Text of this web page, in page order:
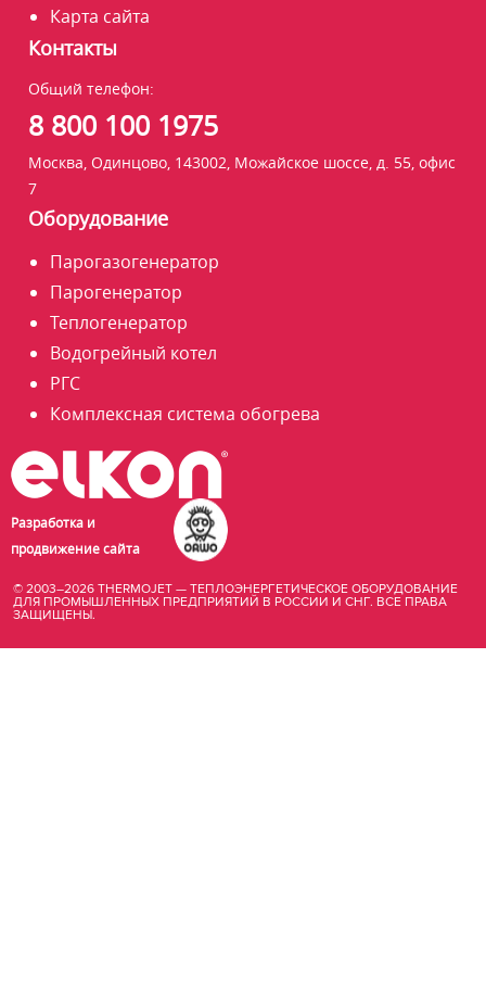
Карта сайта
Контакты
Общий телефон:
8 800 100 1975
Москва, Одинцово, 143002, Можайское шоссе, д. 55, офис
7
Оборудование
Парогазогенератор
Парогенератор
Теплогенератор
Водогрейный котел
РГС
Комплексная система обогрева
Разработка и
продвижение сайта
© 2003–2026 THERMOJET — ТЕПЛОЭНЕРГЕТИЧЕСКОЕ ОБОРУДОВАНИЕ
ДЛЯ ПРОМЫШЛЕННЫХ ПРЕДПРИЯТИЙ В РОССИИ И СНГ. ВСЕ ПРАВА
ЗАЩИЩЕНЫ.